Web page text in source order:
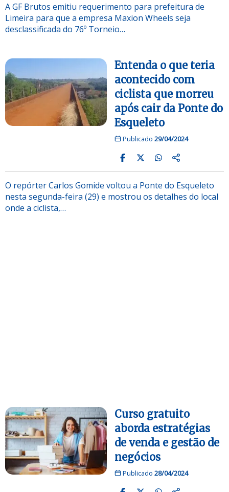
A GF Brutos emitiu requerimento para prefeitura de
Limeira para que a empresa Maxion Wheels seja
desclassificada do 76º Torneio…
Entenda o que teria
acontecido com
ciclista que morreu
após cair da Ponte do
Esqueleto
Publicado 29/04/2024
O repórter Carlos Gomide voltou a Ponte do Esqueleto
nesta segunda-feira (29) e mostrou os detalhes do local
onde a ciclista,…
Curso gratuito
aborda estratégias
de venda e gestão de
negócios
Publicado 28/04/2024